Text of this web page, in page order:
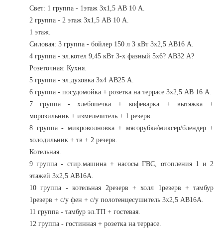
Свет: 1 группа - 1этаж 3х1,5 АВ 10 А.
2 группа - 2 этаж 3х1,5 АВ 10 А.
1 этаж.
Силовая: 3 группа - бойлер 150 л 3 кВт 3х2,5 АВ16 А.
4 группа - эл.котел 9,45 кВт 3-х фазный 5х6? АВ32 А?
Розеточная: Кухня.
5 группа - эл.духовка 3х4 АВ25 А.
6 группа - посудомойка + розетка на террасе 3х2,5 АВ 16 А.
7 группа - хлебопечка + кофеварка + вытяжка +
морозильник + измельчитель + 1 резерв.
8 группа - микроволновка + мясорубка/миксер/блендер +
холодильник + тв + 2 резерв.
Котельная.
9 группа - стир.машина + насосы ГВС, отопления 1 и 2
этажей 3х2,5 АВ16А.
10 группа - котельная 2резерв + холл 1резерв + тамбур
1резерв + с/у фен + с/у полотенцесушитель 3х2,5 АВ16А.
11 группа - тамбур эл.ТП + гостевая.
12 группа - гостинная + розетка на террасе.